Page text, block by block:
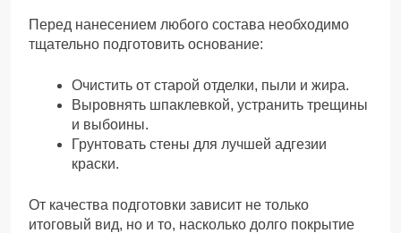
Перед нанесением любого состава необходимо
тщательно подготовить основание:
Очистить от старой отделки, пыли и жира.
Выровнять шпаклевкой, устранить трещины
и выбоины.
Грунтовать стены для лучшей адгезии
краски.
От качества подготовки зависит не только
итоговый вид, но и то, насколько долго покрытие